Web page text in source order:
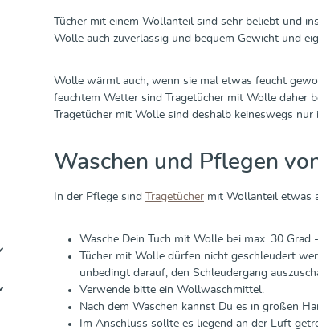
Tücher mit einem Wollanteil sind sehr beliebt und
Wolle auch zuverlässig und bequem Gewicht und
Wolle wärmt auch, wenn sie mal etwas feucht
feuchtem Wetter sind Tragetücher mit Wolle daher
Tragetücher mit Wolle sind deshalb keineswegs
Waschen und Pflegen
In der Pflege sind Tragetücher mit Wollanteil etwas
Wasche Dein Tuch mit Wolle bei max. 30 Grad
Tücher mit Wolle dürfen nicht geschleudert
unbedingt darauf, den Schleudergang
Verwende bitte ein Wollwaschmittel.
Nach dem Waschen kannst Du es in großen
Im Anschluss sollte es liegend an der Luft